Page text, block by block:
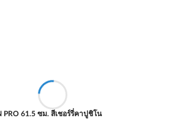
PRO 61.5 ซม. สีเชอร์รี่คาปูชิโน